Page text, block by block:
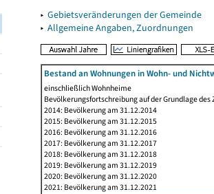
▸ Gebietsveränderungen der Gemeinde
▸ Allgemeine Angaben, Zuordnungen
Bestand an Wohnungen in Wohn- und
einschließlich Wohnheime
Bevölkerungsfortschreibung auf der Grundlage des
2014: Bevölkerung am 31.12.2014
2015: Bevölkerung am 31.12.2015
2016: Bevölkerung am 31.12.2016
2017: Bevölkerung am 31.12.2017
2018: Bevölkerung am 31.12.2018
2019: Bevölkerung am 31.12.2019
2020: Bevölkerung am 31.12.2020
2021: Bevölkerung am 31.12.2021